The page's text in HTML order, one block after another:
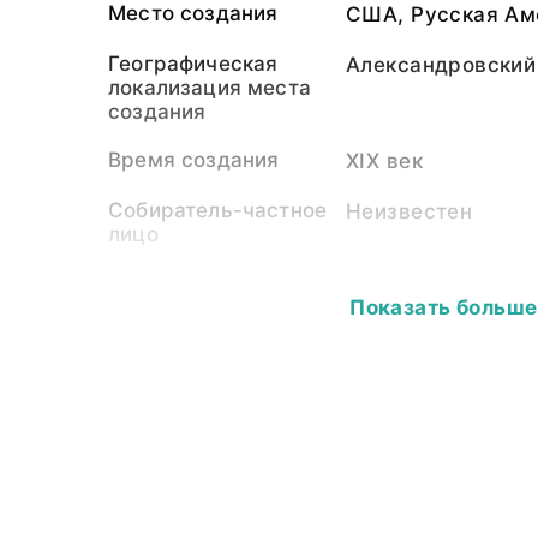
Место создания США, Русская
Географическая
локализация места
создания
Время создания XIX век
Собиратель-частное
лицо
Неизвестен
Показать больше